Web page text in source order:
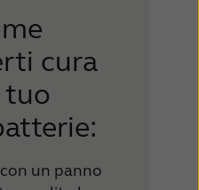
cura
tuo
con un panno